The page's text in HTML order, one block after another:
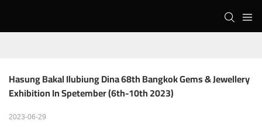
Hasung Bakal Ilubiung Dina 68th Bangkok Gems & Jewellery
Exhibition In Spetember (6th-10th 2023)
2023-06-29